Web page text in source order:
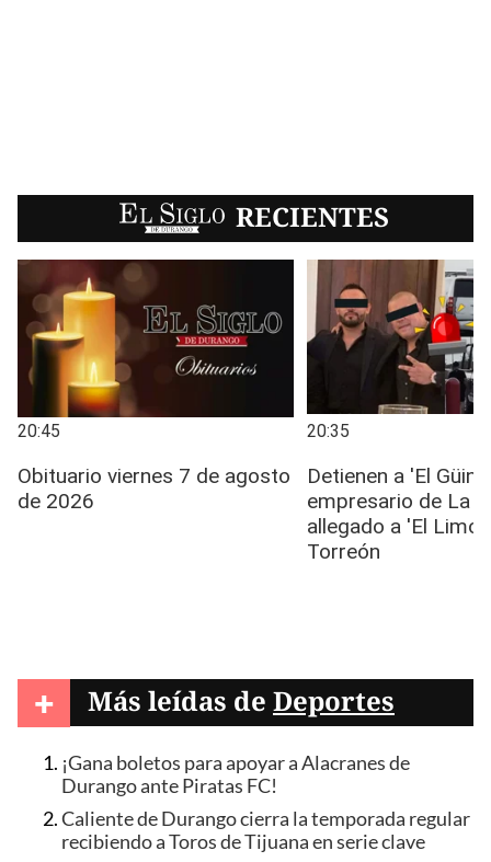
EL SIGLO RECIENTES
+ Más leídas de Deportes
¡Gana boletos para apoyar a Alacranes de
Durango ante Piratas FC!
Caliente de Durango cierra la temporada regular
recibiendo a Toros de Tijuana en serie clave